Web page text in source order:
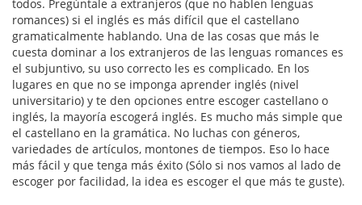
todos. Pregúntale a extranjeros (que no hablen lenguas
romances) si el inglés es más difícil que el castellano
gramaticalmente hablando. Una de las cosas que más le
cuesta dominar a los extranjeros de las lenguas romances es
el subjuntivo, su uso correcto les es complicado. En los
lugares en que no se imponga aprender inglés (nivel
universitario) y te den opciones entre escoger castellano o
inglés, la mayoría escogerá inglés. Es mucho más simple que
el castellano en la gramática. No luchas con géneros,
variedades de artículos, montones de tiempos. Eso lo hace
más fácil y que tenga más éxito (Sólo si nos vamos al lado de
escoger por facilidad, la idea es escoger el que más te guste).